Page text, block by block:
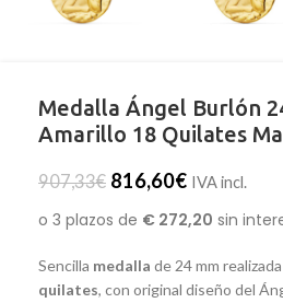
Medalla Ángel Burlón
Amarillo 18 Quilates
907,33€ 816,60€ IVA incl.
Sencilla medalla de 24 mm
quilates, con original diseño del